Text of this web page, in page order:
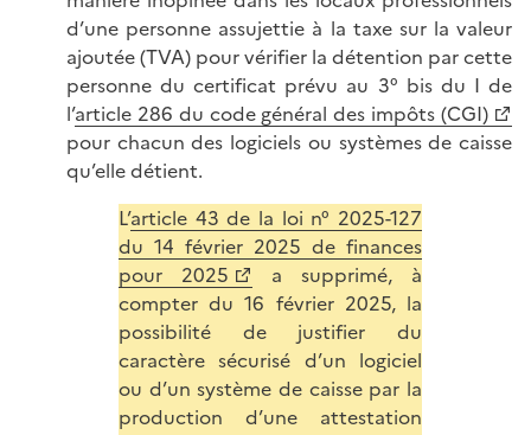
d’une personne assujettie à la taxe sur la valeur
ajoutée (TVA) pour vérifier la détention par cette
personne du certificat prévu au 3° bis du I de
l’article 286 du code général des impôts (CGI)
pour chacun des logiciels ou systèmes de caisse
qu’elle détient.
L’article 43 de la loi n° 2025-127
du 14 février 2025 de finances
pour 2025
a supprimé, à
compter du 16 février 2025, la
possibilité de justifier du
caractère sécurisé d’un logiciel
ou d’un système de caisse par la
production d’une attestation